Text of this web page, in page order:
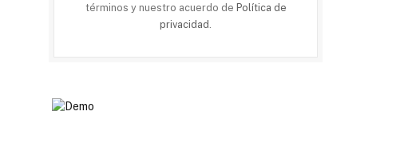
términos y nuestro acuerdo de Política de
privacidad